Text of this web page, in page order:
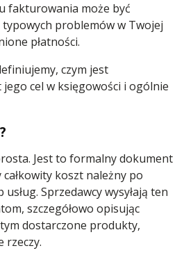
fakturowania może być
problemów w Twojej
płatności.
czym jest
cel w księgowości i ogólnie
Jest to formalny dokument
koszt należny po
Sprzedawcy wysyłają ten
szczegółowo opisując
dostarczone produkty,
rzeczy.